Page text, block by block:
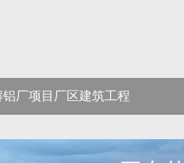
厂项目厂区建筑工程